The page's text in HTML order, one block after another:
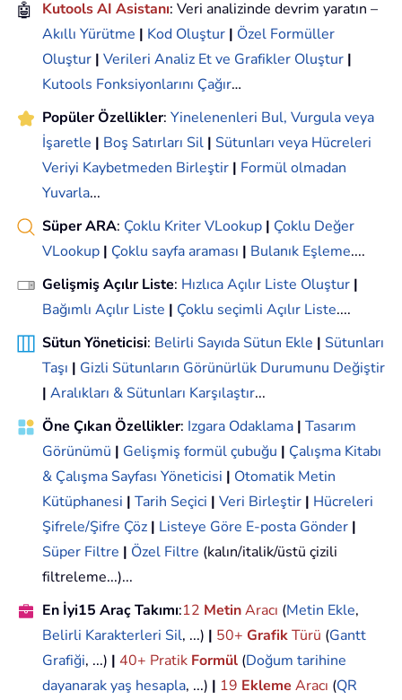
🤖 Kutools AI Asistanı: Veri analizinde devrim yaratın –
Akıllı Yürütme | Kod Oluştur | Özel Formüller
Oluştur | Verileri Analiz Et ve Grafikler Oluştur |
Kutools Fonksiyonlarını Çağır…
Popüler Özellikler: Yinelenenleri Bul, Vurgula veya
İşaretle | Boş Satırları Sil | Sütunları veya Hücreleri
Veriyi Kaybetmeden Birleştir | Formül olmadan
Yuvarla...
Süper ARA: Çoklu Kriter VLookup | Çoklu Değer
VLookup | Çoklu sayfa araması | Bulanık Eşleme....
Gelişmiş Açılır Liste: Hızlıca Açılır Liste Oluştur |
Bağımlı Açılır Liste | Çoklu seçimli Açılır Liste....
Sütun Yöneticisi: Belirli Sayıda Sütun Ekle | Sütunları
Taşı | Gizli Sütunların Görünürlük Durumunu Değiştir
| Aralıkları & Sütunları Karşılaştır...
Öne Çıkan Özellikler: Izgara Odaklama | Tasarım
Görünümü | Gelişmiş formül çubuğu | Çalışma Kitabı
& Çalışma Sayfası Yöneticisi | Otomatik Metin
Kütüphanesi | Tarih Seçici | Veri Birleştir | Hücreleri
Şifrele/Şifre Çöz | Listeye Göre E-posta Gönder |
Süper Filtre | Özel Filtre (kalın/italik/üstü çizili
filtreleme...)...
En İyi15 Araç Takımı:12 MetinAracı (Metin Ekle,
Belirli Karakterleri Sil, ...) | 50+ GrafikTürü (Gantt
Grafiği, ...) | 40+ Pratik Formül (Doğum tarihine
dayanarak yaş hesapla, ...) | 19 Ekleme Aracı (QR